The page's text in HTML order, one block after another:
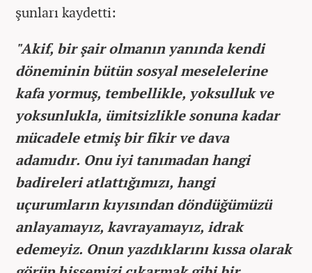
şunları kaydetti:
"Akif, bir şair olmanın yanında kendi
döneminin bütün sosyal meselelerine
kafa yormuş, tembellikle, yoksulluk ve
yoksunlukla, ümitsizlikle sonuna kadar
mücadele etmiş bir fikir ve dava
adamıdır. Onu iyi tanımadan hangi
badireleri atlattığımızı, hangi
uçurumların kıyısından döndüğümüzü
anlayamayız, kavrayamayız, idrak
edemeyiz. Onun yazdıklarını kıssa olarak